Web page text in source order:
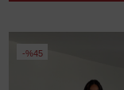
%45